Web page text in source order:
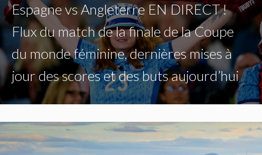
Espagne vs Angleterre EN DIRECT !
Flux du match de la finale de la Coupe
du monde féminine, dernières mises à
jour des scores et des buts aujourd’hui